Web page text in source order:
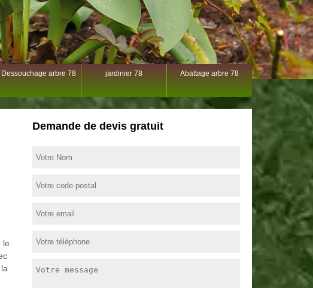
Dessouchage arbre 78 jardinier 78 Abattage arbre 78
le
Demande de devis gratuit